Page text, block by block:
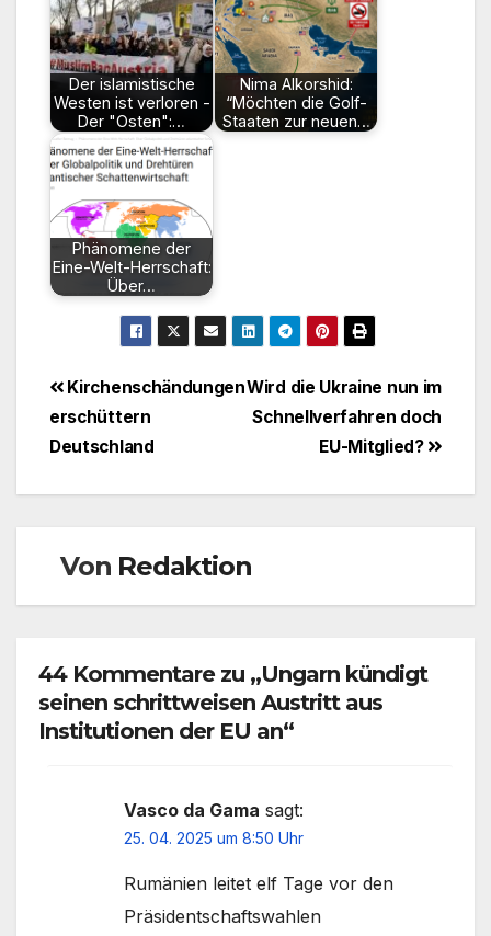
Der islamistische
Westen ist verloren -
Der "Osten":…
Nima Alkorshid:
“Möchten die Golf-
Staaten zur neuen…
Phänomene der
Eine-Welt-Herrschaft:
Über…
Beitragsnavigation
Wird die Ukraine nun im
Schnellverfahren doch
EU-Mitglied?
Kirchenschändungen
erschüttern
Deutschland
Von Redaktion
44 Kommentare zu „Ungarn kündigt
seinen schrittweisen Austritt aus
Institutionen der EU an“
Vasco da Gama sagt:
25. 04. 2025 um 8:50 Uhr
Rumänien leitet elf Tage vor den
Präsidentschaftswahlen